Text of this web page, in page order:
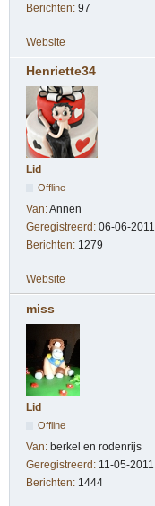
Berichten: 97
Website
Henriette34
Lid
Offline
Van:Annen
Geregistreerd: 06-06-2011
Berichten: 1279
Website
miss
Lid
Offline
Van: berkel en rodenrijs
Geregistreerd: 11-05-2011
Berichten: 1444